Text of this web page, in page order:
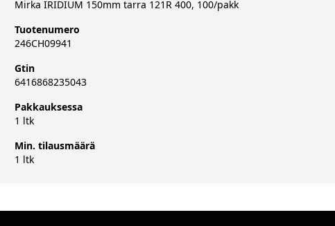
Mirka IRIDIUM 150mm tarra 121R 400, 100/pakk
Tuotenumero
246CH09941
Gtin
6416868235043
Pakkauksessa
1 ltk
Min. tilausmäärä
1 ltk